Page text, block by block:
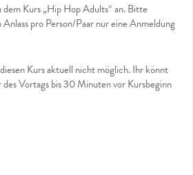
Kurs „Hip Hop Adults“ an. Bitte
Anlass pro Person/Paar nur eine Anmeldung
Kurs aktuell nicht möglich. Ihr könnt
Vortags bis 30 Minuten vor Kursbeginn